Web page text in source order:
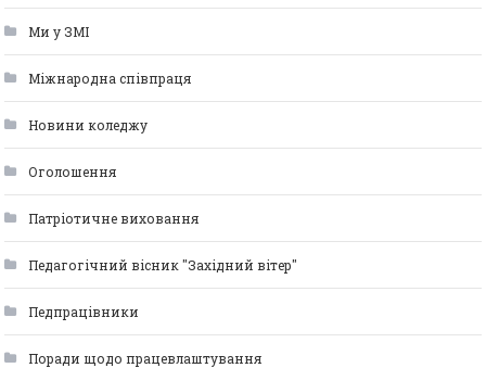
Ми у ЗМІ
Міжнародна співпраця
Новини коледжу
Оголошення
Патріотичне виховання
Педагогічний вісник "Західний вітер"
Педпрацівники
Поради щодо працевлаштування